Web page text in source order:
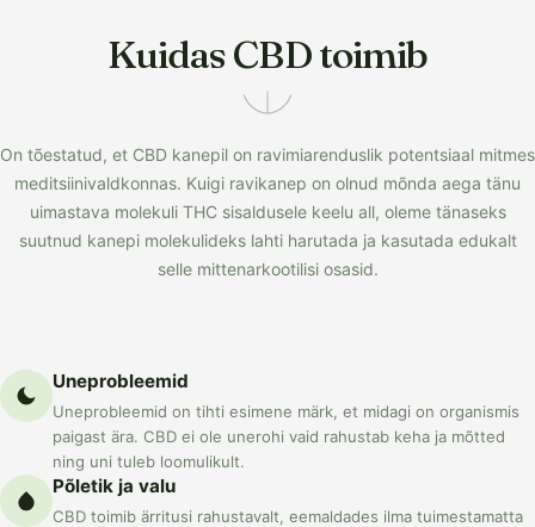
Kuidas CBD toimib
On tõestatud, et CBD kanepil on ravimiarenduslik potentsiaal mitmes
meditsiinivaldkonnas. Kuigi ravikanep on olnud mõnda aega tänu
uimastava molekuli THC sisaldusele keelu all, oleme tänaseks
suutnud kanepi molekulideks lahti harutada ja kasutada edukalt
selle mittenarkootilisi osasid.
Uneprobleemid
Uneprobleemid on tihti esimene märk, et midagi on organismis
paigast ära. CBD ei ole unerohi vaid rahustab keha ja mõtted
ning uni tuleb loomulikult.
Põletik ja valu
CBD toimib ärritusi rahustavalt, eemaldades ilma tuimestamatta